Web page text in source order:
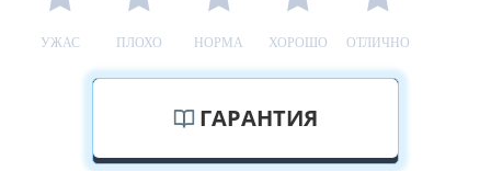
УЖАС ПЛОХО НОРМА ХОРОШО ОТЛИЧНО
ГАРАНТИЯ